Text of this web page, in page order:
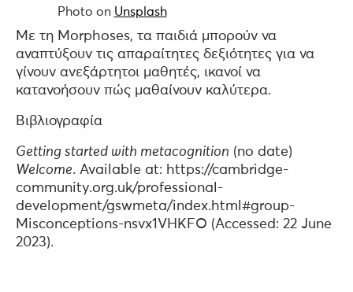
Photo on Unsplash
Με τη Morphoses, τα παιδιά μπορούν να
αναπτύξουν τις απαραίτητες δεξιότητες για να
γίνουν ανεξάρτητοι μαθητές, ικανοί να
κατανοήσουν πώς μαθαίνουν καλύτερα.
Βιβλιογραφία
Getting started with metacognition (no date)
Welcome. Available at: https://cambridge-
community.org.uk/professional-
development/gswmeta/index.html#group-
Misconceptions-nsvx1VHKFO (Accessed: 22 June
2023).